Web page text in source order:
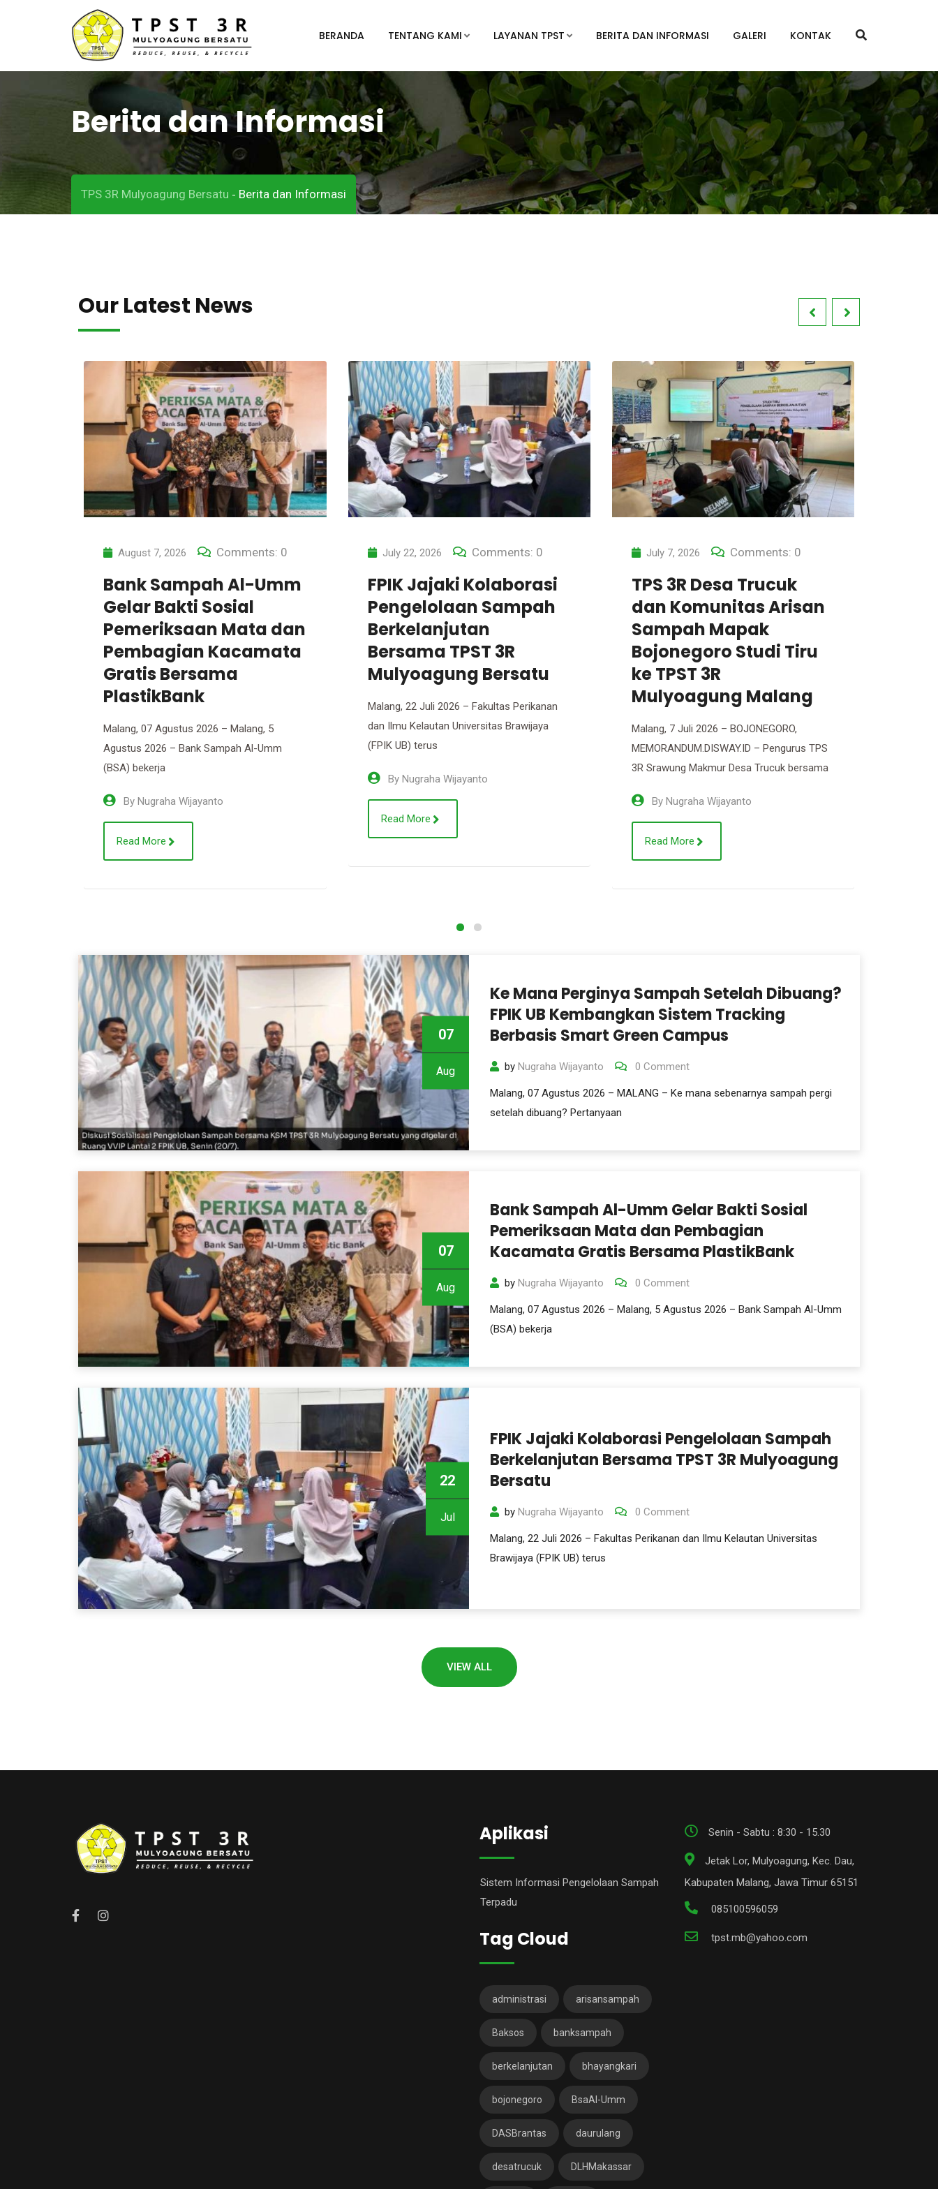
BERANDA TENTANG KAMI LAYANAN TPST BERITA DAN INFORMASI GALERI KONTAK
Berita dan Informasi
TPS 3R Mulyoagung Bersatu - Berita dan Informasi
Our Latest News
July 22, 2026 Comments: 0
FPIK Jajaki Kolaborasi
Pengelolaan Sampah
Berkelanjutan
Bersama TPST 3R
Mulyoagung Bersatu
dan Ilmu Kelautan Universitas Brawijaya
(FPIK UB) terus
Read More
July 7, 2026 Comments: 0
TPS 3R Desa Trucuk
dan Komunitas Arisan
Sampah Mapak
Bojonegoro Studi Tiru
ke TPST 3R
Mulyoagung Malang
Malang, 7 Juli 2026 – BOJONEGORO,
MEMORANDUM.DISWAY.ID – Pengurus TPS
ByNugraha Wijayanto
Read More
July 7, 2026 Comments: 0
Belajar dari Malang,
Warga Bojonegoro
Intip Rahasia TPST
Beromzet Rp200 Juta
per Bulan
Malang, 7 Juli 2026 – blokBojonegoro.com –
Mengelola sampah ternyata tidak hanya
soal menjaga kebersihan lingkungan, tetapi
Read More
07
Aug
Ke Mana Perginya Sampah Setelah Dibuang?
FPIK UB Kembangkan Sistem Tracking
Berbasis Smart Green Campus
by Nugraha Wijayanto 0 Comment
Malang, 07 Agustus 2026 – MALANG – Ke mana sebenarnya sampah pergi
setelah dibuang? Pertanyaan
07
Aug
Bank Sampah Al-Umm Gelar Bakti Sosial
Pemeriksaan Mata dan Pembagian
Kacamata Gratis Bersama PlastikBank
by Nugraha Wijayanto 0 Comment
Malang, 07 Agustus 2026 – Malang, 5 Agustus 2026 – Bank Sampah Al-Umm
(BSA) bekerja
22
Jul
FPIK Jajaki Kolaborasi Pengelolaan Sampah
Berkelanjutan Bersama TPST 3R Mulyoagung
Bersatu
by Nugraha Wijayanto 0 Comment
Malang, 22 Juli 2026 – Fakultas Perikanan dan Ilmu Kelautan Universitas
Brawijaya (FPIK UB) terus
VIEW ALL
Aplikasi
Sistem Informasi Pengelolaan Sampah
Terpadu
Tag Cloud
administrasi arisansampah
Baksos banksampah
berkelanjutan bhayangkari
bojonegoro BsaAl-Umm
DASBrantas daurulang
desatrucuk DLHMakassar
Senin - Sabtu : 8:30 - 15.30
Jetak Lor, Mulyoagung, Kec. Dau,
Kabupaten Malang, Jawa Timur 65151
085100596059
tpst.mb@yahoo.com